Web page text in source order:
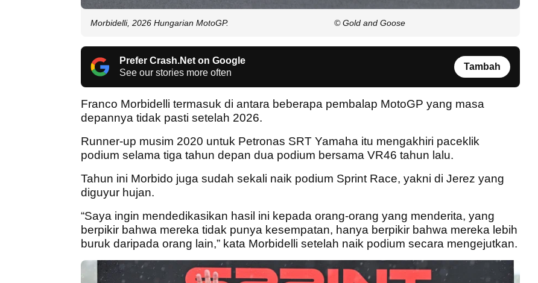
Morbidelli, 2026 Hungarian MotoGP. © Gold and Goose
Prefer Crash.Net on Google
See our stories more often
Tambah
Franco Morbidelli termasuk di antara beberapa pembalap MotoGP yang masa
depannya tidak pasti setelah 2026.
Runner-up musim 2020 untuk Petronas SRT Yamaha itu mengakhiri paceklik
podium selama tiga tahun depan dua podium bersama VR46 tahun lalu.
Tahun ini Morbido juga sudah sekali naik podium Sprint Race, yakni di Jerez yang
diguyur hujan.
“Saya ingin mendedikasikan hasil ini kepada orang-orang yang menderita, yang
berpikir bahwa mereka tidak punya kesempatan, hanya berpikir bahwa mereka lebih
buruk daripada orang lain,” kata Morbidelli setelah naik podium secara mengejutkan.